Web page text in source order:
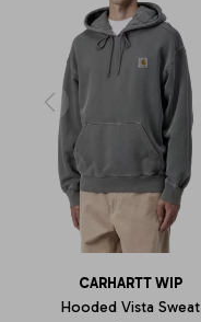
CARHARTT WIP
Hooded Vista Sweat